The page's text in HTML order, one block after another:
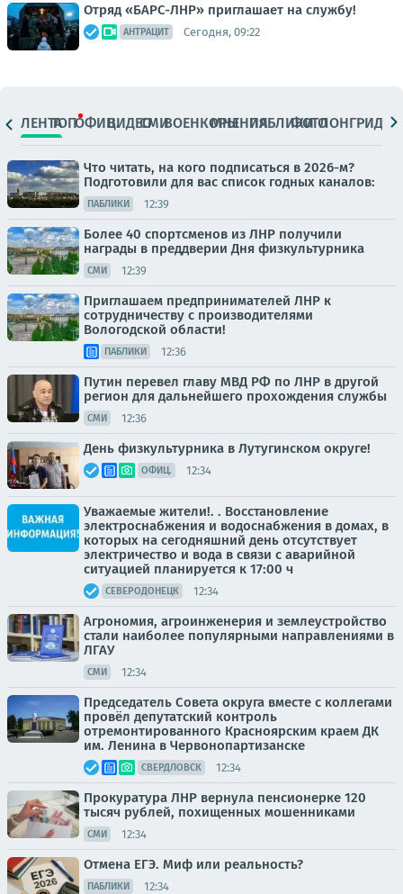
Отряд «БАРС-ЛНР» приглашает на службу!
АНТРАЦИТ Сегодня, 09:22
ЛЕНТАТОПОФИЦ.ВИДЕОСМИВОЕНКОРЫМНЕНИЯПАБЛИКИ
ФОТОЛОНГРИДЫ
Что читать, на кого подписаться в 2026-м?
Подготовили для вас список годных каналов:
ПАБЛИКИ 12:39
Более 40 спортсменов из ЛНР получили
награды в преддверии Дня физкультурника
СМИ 12:39
Приглашаем предпринимателей ЛНР к
сотрудничеству с производителями
Вологодской области!
ПАБЛИКИ 12:36
Путин перевел главу МВД РФ по ЛНР в другой
регион для дальнейшего прохождения службы
СМИ 12:36
День физкультурника в Лутугинском округе!
ОФИЦ. 12:34
Уважаемые жители!. . Восстановление
электроснабжения и водоснабжения в домах, в
которых на сегодняшний день отсутствует
электричество и вода в связи с аварийной
ситуацией планируется к 17:00 ч
СЕВЕРОДОНЕЦК 12:34
Агрономия, агроинженерия и землеустройство
стали наиболее популярными направлениями в
ЛГАУ
СМИ 12:34
Председатель Совета округа вместе с коллегами
провёл депутатский контроль
отремонтированного Красноярским краем ДК
им. Ленина в Червонопартизанске
СВЕРДЛОВСК 12:34
Прокуратура ЛНР вернула пенсионерке 120
тысяч рублей, похищенных мошенниками
СМИ 12:34
Отмена ЕГЭ. Миф или реальность?
ПАБЛИКИ 12:34